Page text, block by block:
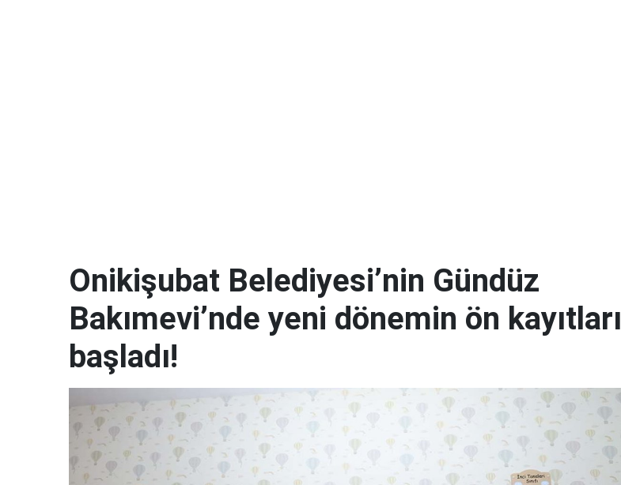
Onikişubat Belediyesi’nin Gündüz
Bakımevi’nde yeni dönemin ön kayıtları
başladı!